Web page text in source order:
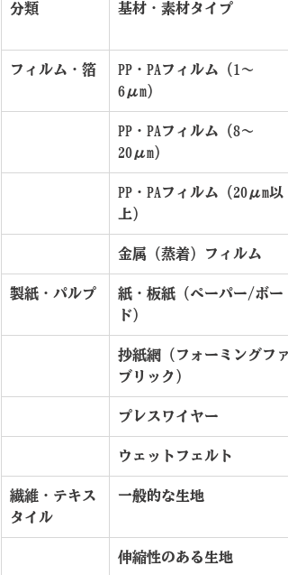
分類 基材・素材タイプ
フィルム・箔
PP・PAフィルム（1〜
6μm）
PP・PAフィルム（8〜
20μm）
PP・PAフィルム（20μm以
上）
金属（蒸着）フィルム
製紙・パルプ
紙・板紙（ペーパー/ボー
ド）
抄紙網（フォーミングファ
ブリック）
プレスワイヤー
ウェットフェルト
繊維・テキス
タイル
一般的な生地
伸縮性のある生地